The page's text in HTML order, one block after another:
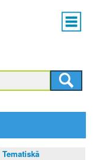
Main
menu
Tematiskā